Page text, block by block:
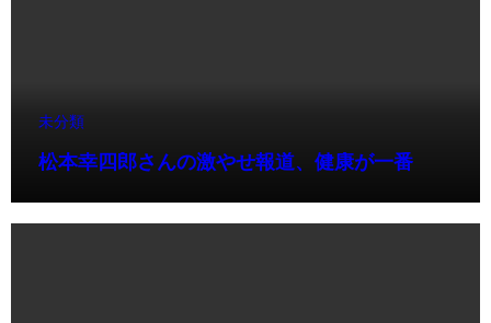
未分類
松本幸四郎さんの激やせ報道、健康が一番